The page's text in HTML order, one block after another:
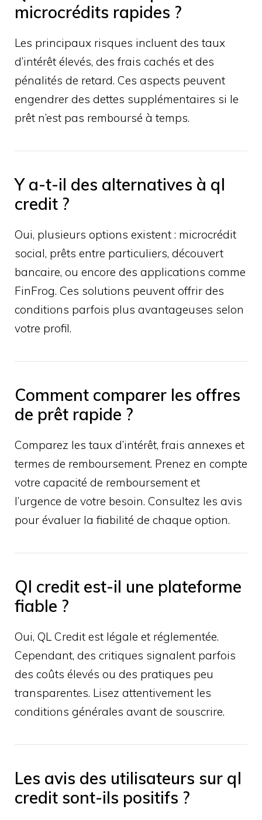
microcrédits rapides ?
Les principaux risques incluent des taux
d’intérêt élevés, des frais cachés et des
pénalités de retard. Ces aspects peuvent
engendrer des dettes supplémentaires si le
prêt n’est pas remboursé à temps.
Y a-t-il des alternatives à ql
credit ?
Oui, plusieurs options existent : microcrédit
social, prêts entre particuliers, découvert
bancaire, ou encore des applications comme
FinFrog. Ces solutions peuvent offrir des
conditions parfois plus avantageuses selon
votre profil.
Comment comparer les offres
de prêt rapide ?
Comparez les taux d’intérêt, frais annexes et
termes de remboursement. Prenez en compte
votre capacité de remboursement et
l’urgence de votre besoin. Consultez les avis
pour évaluer la fiabilité de chaque option.
Ql credit est-il une plateforme
fiable ?
Oui, QL Credit est légale et réglementée.
Cependant, des critiques signalent parfois
des coûts élevés ou des pratiques peu
transparentes. Lisez attentivement les
conditions générales avant de souscrire.
Les avis des utilisateurs sur ql
credit sont-ils positifs ?